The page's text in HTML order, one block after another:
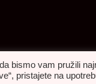
bismo vam pružili
pristajete na